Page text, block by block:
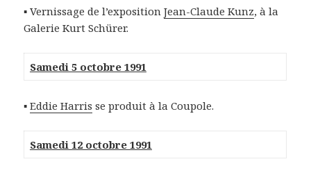
▪ Vernissage de l’expositionJean-Claude Kunz, à la
Galerie Kurt Schürer.
Samedi 5 octobre 1991
▪Eddie Harris se produit à la Coupole.
Samedi 12 octobre 1991